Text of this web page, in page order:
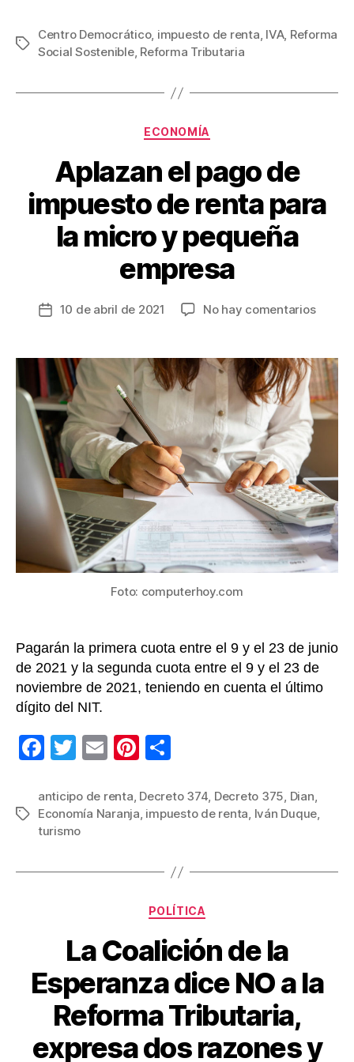
c
e
b
tt
er
ail er
e
st
m
p
ar
Etiquetas
Centro Democrático, impuesto de renta, IVA, Reforma
Social Sostenible, Reforma Tributaria
Categorías
ECONOMÍA
Aplazan el pago de
impuesto de renta para
la micro y pequeña
empresa
Fecha
entrada
10 de abril de 2021 No hay comentariosen
pago
de
de
micro
y
Foto: computerhoy.com
Pagarán la primera cuota entre el 9 y el 23 de junio
de 2021 y la segunda cuota entre el 9 y el 23 de
noviembre de 2021, teniendo en cuenta el último
dígito del NIT.
F
c
e
o
T
tt
er
E
ail
Pi
er
e
m
p
tir
Etiquetas
anticipo de renta, Decreto 374, Decreto 375, Dian,
Economía Naranja, impuesto de renta, Iván Duque,
turismo
Categorías
POLÍTICA
La Coalición de la
Esperanza dice NO a la
Reforma Tributaria,
expresa dos razones y